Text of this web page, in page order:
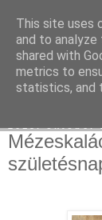
Moha
This site uses
and to analyze
shared with
metrics to
statistics, and